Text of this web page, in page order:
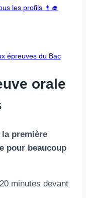
les profils 👨‍🎓
épreuves du Bac
orale
la première
pour beaucoup
minutes devant